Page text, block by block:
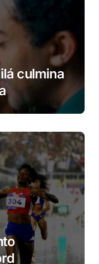
culmina